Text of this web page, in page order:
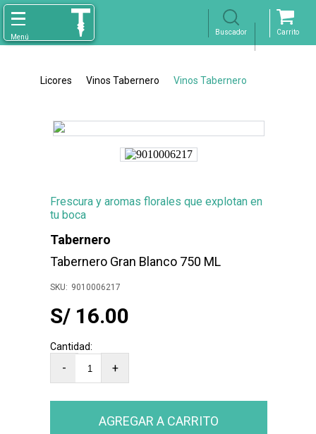
Licores Vinos Tabernero Vinos Tabernero
Frescura y aromas florales que explotan en
tu boca
Tabernero
Tabernero Gran Blanco 750 ML
9010006217
S/ 16.00
- +